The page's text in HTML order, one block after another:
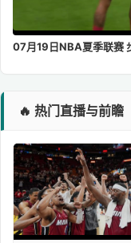
07月19日NBA夏季联赛
🔥 热门直播与前瞻